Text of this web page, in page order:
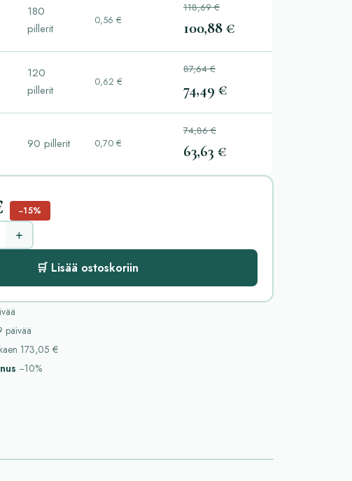
180
pillerit
0,56 €
118,69 €
100,88 €
120
pillerit
0,62 €
87,64 €
74,49 €
90 pillerit 0,70 €
74,86 €
63,63 €
−15%
+
🛒 Lisää ostoskoriin
päivää
173,05 €
−10%